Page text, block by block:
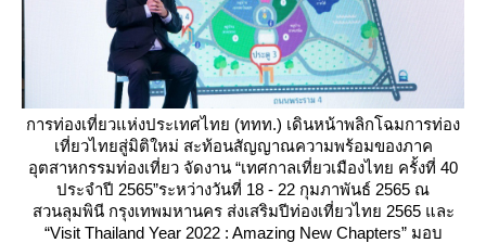
การท่องเที่ยวแห่งประเทศไทย (ททท.) เดินหน้าพลิกโฉมการท่อง
เที่ยวไทยสู่มิติใหม่ สะท้อนสัญญาณความพร้อมของภาค
อุตสาหกรรมท่องเที่ยว จัดงาน “เทศกาลเที่ยวเมืองไทย ครั้งที่ 40
ประจำปี 2565”ระหว่างวันที่ 18 - 22 กุมภาพันธ์ 2565 ณ
สวนลุมพินี กรุงเทพมหานคร ส่งเสริมปีท่องเที่ยวไทย 2565 และ
“Visit Thailand Year 2022 : Amazing New Chapters” มอบ